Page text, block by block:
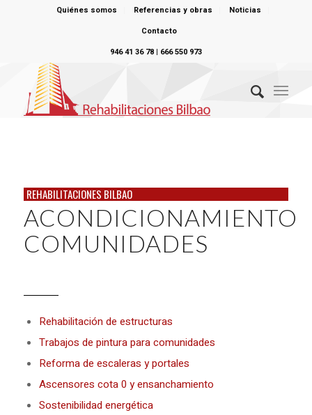
Quiénes somos Referencias y obras
Noticias
Contacto
946 41 36 78 | 666 550 973
REHABILITACIONES BILBAO
ACONDICIONAMIENTO
COMUNIDADES
Rehabilitación de estructuras
Trabajos de pintura para comunidades
Reforma de escaleras y portales
Ascensores cota 0 y ensanchamiento
Sostenibilidad energética